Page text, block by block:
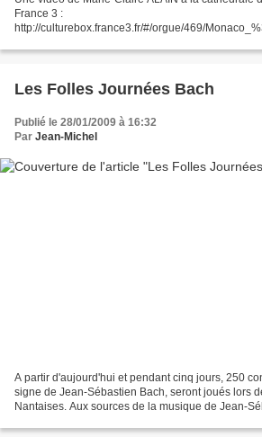
France 3 :
http://culturebox.france3.fr/#/orgue/469/
Les Folles Journées Bach
Publié le 28/01/2009 à 16:32
Par Jean-Michel
A partir d'aujourd'hui et pendant cinq jours, 250
signe de Jean-Sébastien Bach, seront joués lors
Nantaises. Aux sources de la musique de Jean-